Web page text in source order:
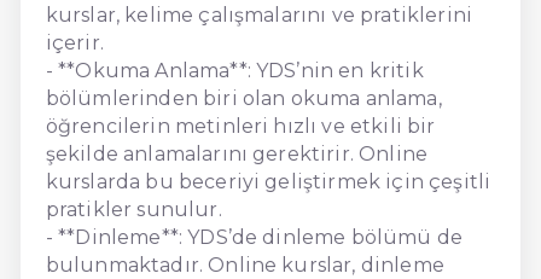
kurslar, kelime çalışmalarını ve pratiklerini
içerir.
- **Okuma Anlama**: YDS’nin en kritik
bölümlerinden biri olan okuma anlama,
öğrencilerin metinleri hızlı ve etkili bir
şekilde anlamalarını gerektirir. Online
kurslarda bu beceriyi geliştirmek için çeşitli
pratikler sunulur.
- **Dinleme**: YDS’de dinleme bölümü de
bulunmaktadır. Online kurslar, dinleme